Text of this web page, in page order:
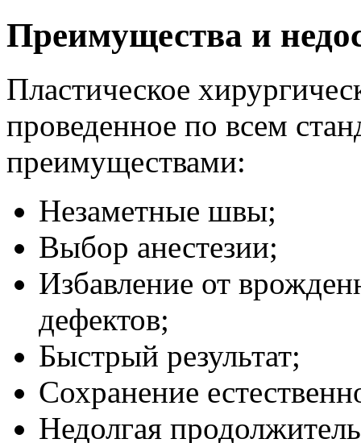
Преимущества и
Пластическое
проведенное по всем
преимуществами:
Незаметные швы;
Выбор анестезии;
Избавление от
дефектов;
Быстрый результат;
Сохранение
Недолгая